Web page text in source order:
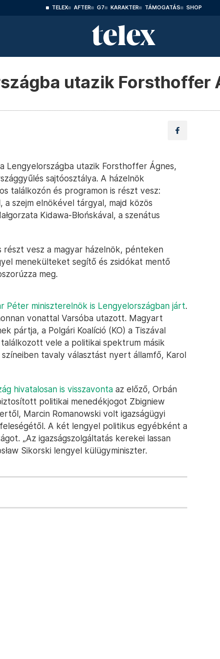
TELEX AFTER G7 KARAKTER TÁMOGATÁS SHOP
utazik Forsthoffer
Lengyelországba utazik Forsthoffer Ágnes,
sajtóosztálya. A házelnök
találkozón és programon is részt vesz:
szejm elnökével tárgyal, majd közös
Kidawa-Błońskával, a szenátus
részt vesz a magyar házelnök, pénteken
menekülteket segítő és zsidókat mentő
meg.
Péter miniszterelnök is Lengyelországban járt.
vonattal Varsóba utazott. Magyart
pártja, a Polgári Koalíció (KO) a Tiszával
vele a politikai spektrum másik
tavaly választást nyert államfő, Karol
hivatalosan is visszavonta az előző, Orbán
politikai menedékjogot Zbigniew
Marcin Romanowski volt igazságügyi
A két lengyel politikus egyébként a
„Az igazságszolgáltatás kerekei lassan
Sikorski lengyel külügyminiszter.